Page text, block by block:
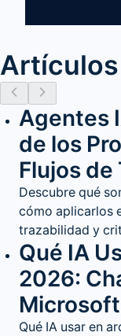
Agentes
de los
Flujos
Descubre qué
cómo aplicarlos
trazabilidad y
Qué IA
2026:
Qué IA usar en